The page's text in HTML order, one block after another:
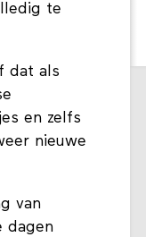
te
dat als
en zelfs
nieuwe
van
dagen